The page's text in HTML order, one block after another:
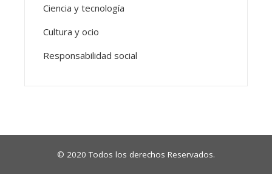
Ciencia y tecnología
Cultura y ocio
Responsabilidad social
© 2020 Todos los derechos Reservados.